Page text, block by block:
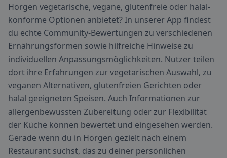
Horgen vegetarische, vegane, glutenfreie oder halal-
konforme Optionen anbietet? In unserer App findest
du echte Community-Bewertungen zu verschiedenen
Ernährungsformen sowie hilfreiche Hinweise zu
individuellen Anpassungsmöglichkeiten. Nutzer teilen
dort ihre Erfahrungen zur vegetarischen Auswahl, zu
veganen Alternativen, glutenfreien Gerichten oder
halal geeigneten Speisen. Auch Informationen zur
allergenbewussten Zubereitung oder zur Flexibilität
der Küche können bewertet und eingesehen werden.
Gerade wenn du in Horgen gezielt nach einem
Restaurant suchst, das zu deiner persönlichen